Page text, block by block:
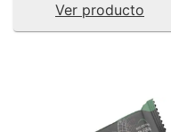
Ver producto